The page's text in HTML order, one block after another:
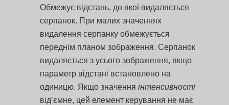
Обмежує відстань, до якої видаляється
серпанок. При малих значеннях
видалення серпанку обмежується
переднім планом зображення. Серпанок
видаляється з усього зображення, якщо
параметр відстані встановлено на
одиницю. Якщо значенняінтенсивності
від’ємне, цей елемент керування не має